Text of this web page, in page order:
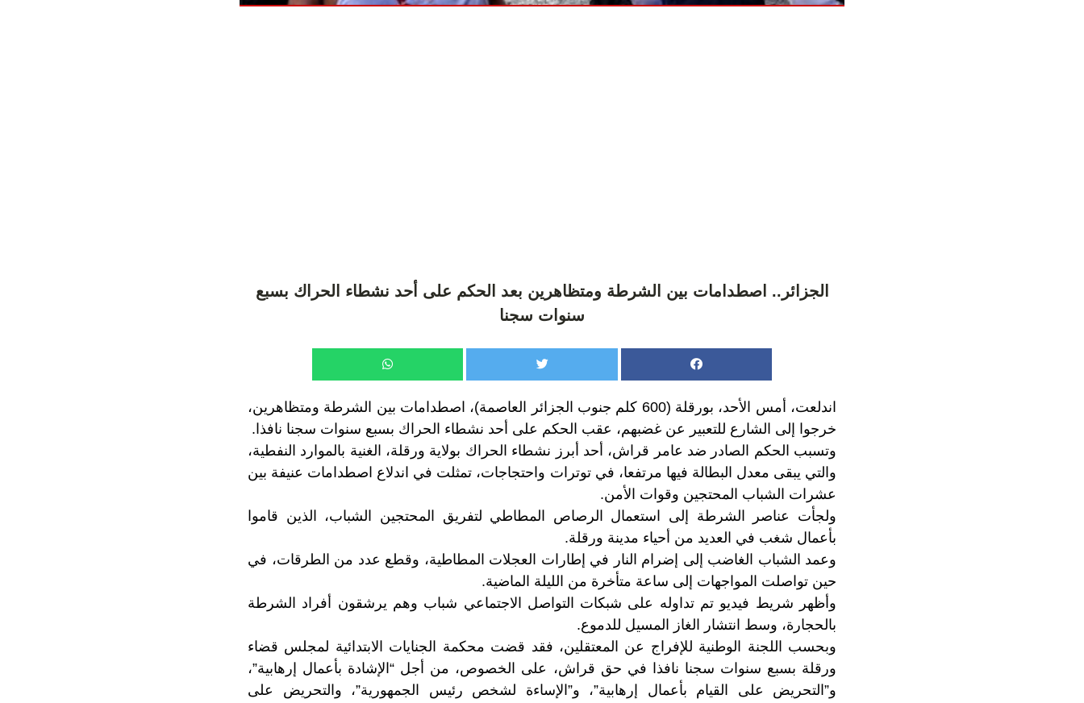
الجزائر.. اصطدامات بين الشرطة ومتظاهرين بعد الحكم على أحد نشطاء الحراك بسبع
سنوات سجنا
اندلعت، أمس الأحد، بورقلة (600 كلم جنوب الجزائر العاصمة)، اصطدامات بين الشرطة ومتظاهرين،
خرجوا إلى الشارع للتعبير عن غضبهم، عقب الحكم على أحد نشطاء الحراك بسبع سنوات سجنا نافذا.
وتسبب الحكم الصادر ضد عامر قراش، أحد أبرز نشطاء الحراك بولاية ورقلة، الغنية بالموارد النفطية،
والتي يبقى معدل البطالة فيها مرتفعا، في توترات واحتجاجات، تمثلت في اندلاع اصطدامات عنيفة بين
عشرات الشباب المحتجين وقوات الأمن.
ولجأت عناصر الشرطة إلى استعمال الرصاص المطاطي لتفريق المحتجين الشباب، الذين قاموا
بأعمال شغب في العديد من أحياء مدينة ورقلة.
وعمد الشباب الغاضب إلى إضرام النار في إطارات العجلات المطاطية، وقطع عدد من الطرقات، في
حين تواصلت المواجهات إلى ساعة متأخرة من الليلة الماضية.
وأظهر شريط فيديو تم تداوله على شبكات التواصل الاجتماعي شباب وهم يرشقون أفراد الشرطة
بالحجارة، وسط انتشار الغاز المسيل للدموع.
وبحسب اللجنة الوطنية للإفراج عن المعتقلين، فقد قضت محكمة الجنايات الابتدائية لمجلس قضاء
ورقلة بسبع سنوات سجنا نافذا في حق قراش، على الخصوص، من أجل “الإشادة بأعمال إرهابية”،
و”التحريض على القيام بأعمال إرهابية”، و”الإساءة لشخص رئيس الجمهورية”، والتحريض على